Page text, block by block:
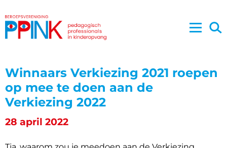
Winnaars Verkiezing 2021 roepen
op mee te doen aan de
Verkiezing 2022
28 april 2022